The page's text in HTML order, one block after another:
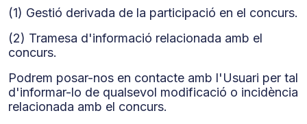
(1) Gestió derivada de la participació en el concurs.
(2) Tramesa d'informació relacionada amb el
concurs.
Podrem posar-nos en contacte amb l'Usuari per tal
d'informar-lo de qualsevol modificació o incidència
relacionada amb el concurs.